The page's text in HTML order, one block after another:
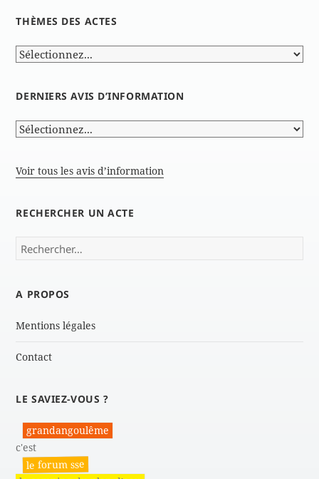
THÈMES DES ACTES
DERNIERS AVIS D’INFORMATION
Voir tous les avis d’information
RECHERCHER UN ACTE
Rechercher :
A PROPOS
Mentions légales
Contact
LE SAVIEZ-VOUS ?
grandangoulême
c'est
le forum sse